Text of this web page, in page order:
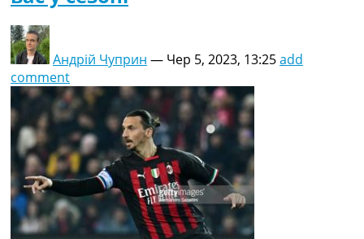
Андрій Чуприн — Чер 5, 2023, 13:25add
comment